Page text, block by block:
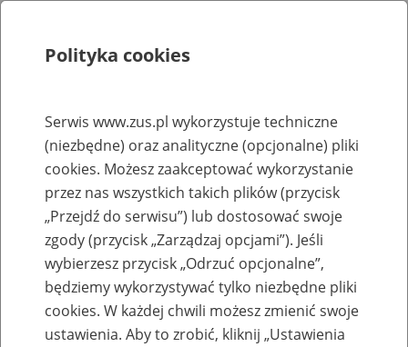
Rejestry, ewidencje i archiwa
Baza zlikwidowanych lub
przekształconych zakładów pracy
Nazwa zakładu pracy:
Polityka cookies
Serwis www.zus.pl wykorzystuje techniczne
(niezbędne) oraz analityczne (opcjonalne) pliki
cookies. Możesz zaakceptować wykorzystanie
przez nas wszystkich takich plików (przycisk
„Przejdź do serwisu”) lub dostosować swoje
zgody (przycisk „Zarządzaj opcjami”). Jeśli
wybierzesz przycisk „Odrzuć opcjonalne”,
będziemy wykorzystywać tylko niezbędne pliki
cookies. W każdej chwili możesz zmienić swoje
ustawienia. Aby to zrobić, kliknij „Ustawienia